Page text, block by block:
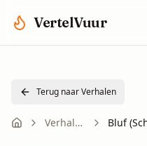
VertelVuur
Terug naar Verhalen
Verhalen